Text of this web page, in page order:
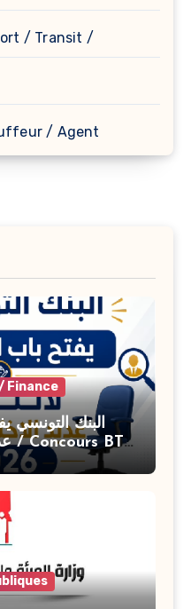
/ Transit /
/ Agent
Finance
البنك التونسي